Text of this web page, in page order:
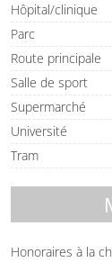
Hôpital/clinique
Parc
Route principale
Salle de sport
Supermarché
Université
Tram
Honoraires à la